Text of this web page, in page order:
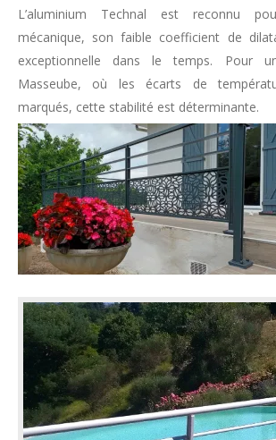
L’aluminium Technal est reconnu
mécanique, son faible coefficient de
exceptionnelle dans le temps. Pour
Masseube, où les écarts de
marqués, cette stabilité est déterminante.